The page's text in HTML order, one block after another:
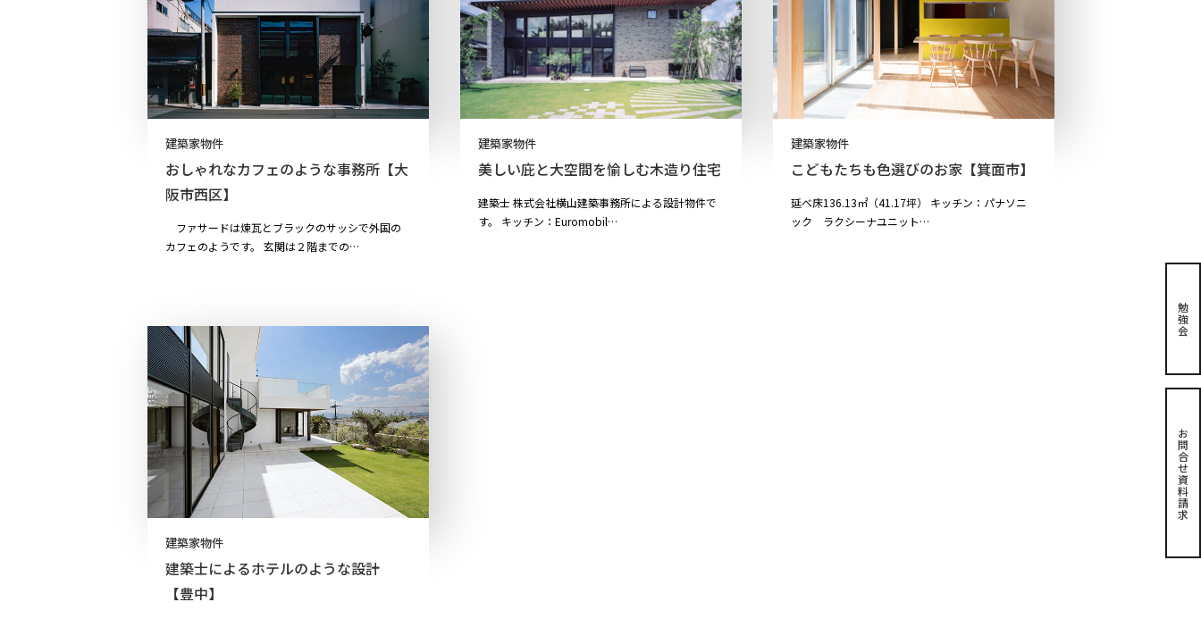
勉
強
会
お
問
合
せ
資
料
請
求
建築家物件
おしゃれなカフェのような事務所【大
阪市西区】
ファサードは煉瓦とブラックのサッシで外国の
カフェのようです。 玄関は２階までの…
建築家物件
美しい庇と大空間を愉しむ木造り住宅
建築士 株式会社横山建築事務所による設計物件で
す。 キッチン：Euromobil…
建築家物件
こどもたちも色選びのお家【箕面市】
延べ床136.13㎡（41.17坪） キッチン：パナソニ
ック ラクシーナユニット…
建築家物件
建築士によるホテルのような設計
【豊中】